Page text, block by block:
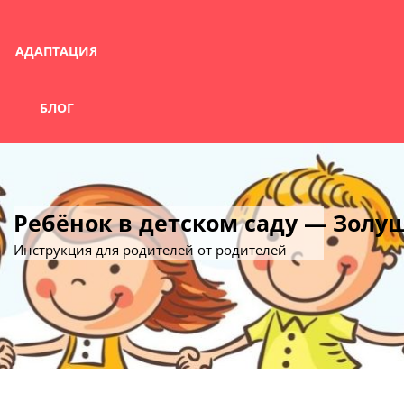
АДАПТАЦИЯ
БЛОГ
Ребёнок в детском саду —
Инструкция для родителей от родителей